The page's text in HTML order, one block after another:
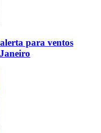
para ventos